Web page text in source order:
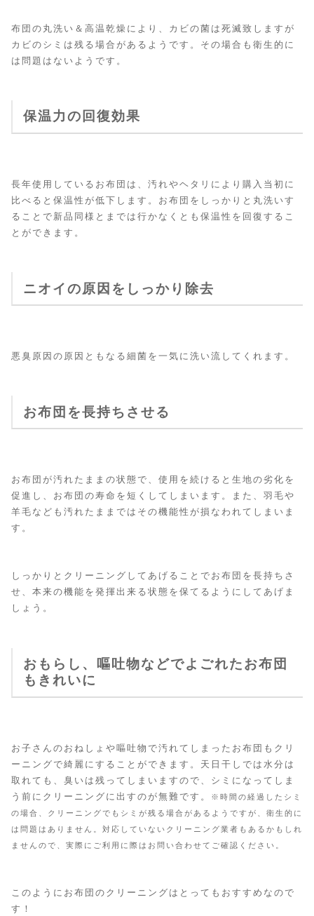
布団の丸洗い＆高温乾燥により、カビの菌は死滅致しますが
カビのシミは残る場合があるようです。その場合も衛生的に
は問題はないようです。
保温力の回復効果
長年使用しているお布団は、汚れやヘタリにより購入当初に
比べると保温性が低下します。お布団をしっかりと丸洗いす
ることで新品同様とまでは行かなくとも保温性を回復するこ
とができます。
ニオイの原因をしっかり除去
悪臭原因の原因ともなる細菌を一気に洗い流してくれます。
お布団を長持ちさせる
お布団が汚れたままの状態で、使用を続けると生地の劣化を
促進し、お布団の寿命を短くしてしまいます。また、羽毛や
羊毛なども汚れたままではその機能性が損なわれてしまいま
す。
しっかりとクリーニングしてあげることでお布団を長持ちさ
せ、本来の機能を発揮出来る状態を保てるようにしてあげま
しょう。
おもらし、嘔吐物などでよごれたお布団
もきれいに
お子さんのおねしょや嘔吐物で汚れてしまったお布団もクリ
ーニングで綺麗にすることができます。天日干しでは水分は
取れても、臭いは残ってしまいますので、シミになってしま
う前にクリーニングに出すのが無難です。
※時間の経過したシミ
の場合、クリーニングでもシミが残る場合があるようですが、衛生的に
は問題はありません。対応していないクリーニング業者もあるかもしれ
ませんので、実際にご利用に際はお問い合わせてご確認ください。
このようにお布団のクリーニングはとってもおすすめなので
す！